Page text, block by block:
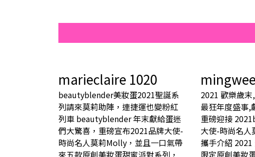
marieclaire 1020
beautyblender美妝蛋2021聖誕系
列請來莫莉助陣，連捷運也變粉紅
列車 beautyblender 年末獻給蛋迷
們大驚喜，重磅宣布2021品牌大使-
時尚名人莫莉Molly，並且一口氣帶
來五款原創美妝蛋甜蜜派對系列，
2021 歡樂歲
最狂年度盛事,
重磅迎接
大使-時尚名
攜手介紹
限定原創美妝